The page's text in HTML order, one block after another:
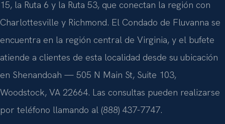
15, la Ruta 6 y la Ruta 53, que conectan la región con
Charlottesville y Richmond. El Condado de Fluvanna se
encuentra en la región central de Virginia, y el bufete
atiende a clientes de esta localidad desde su ubicación
en Shenandoah — 505 N Main St, Suite 103,
Woodstock, VA 22664. Las consultas pueden realizarse
por teléfono llamando al (888) 437-7747.